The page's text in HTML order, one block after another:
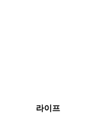
라이프